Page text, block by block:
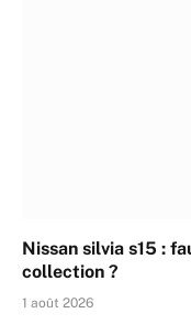
Nissan silvia s15 :
collection ?
1 août 2026